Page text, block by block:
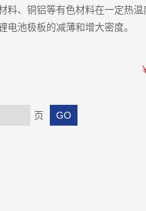
料、铜铝等有色材料在一定热温
池极板的减薄和增大密度。
页